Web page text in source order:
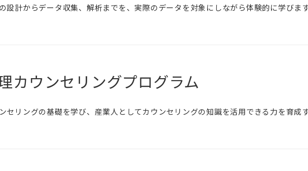
設計からデータ収集、解析までを、実際のデータを対象にしながら体験的に学びます
カウンセリングプログラム
セリングの基礎を学び、産業人としてカウンセリングの知識を活用できる力を育成